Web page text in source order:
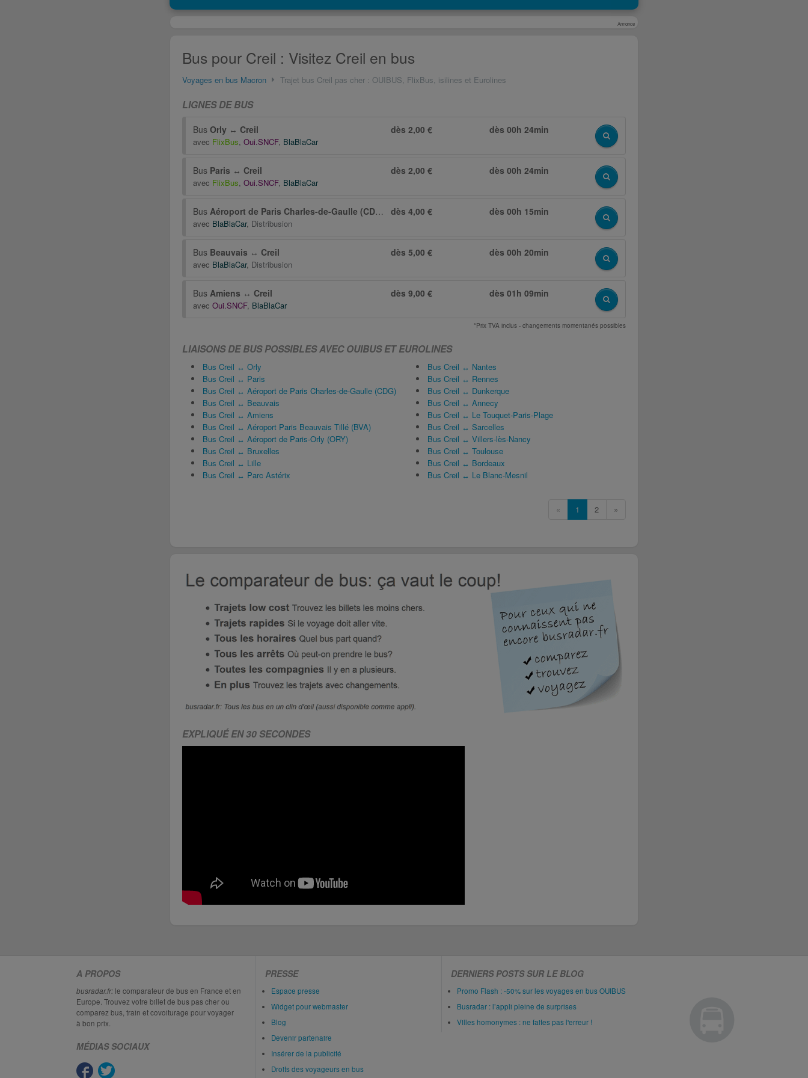
Annonce
Bus pour Creil : Visitez Creil en bus
Voyages en bus Macron Trajet bus Creil pas cher : OUIBUS, FlixBus, isilines et Eurolines
LIGNES DE BUS
Bus Orly ↔ Creil dès 2,00 € dès 00h 24min
avec FlixBus, Oui.SNCF, BlaBlaCar
Bus Paris ↔ Creil dès 2,00 € dès 00h 24min
avec FlixBus, Oui.SNCF, BlaBlaCar
Bus Aéroport de Paris Charles-de-Gaulle (CDG) ↔Creil
dès 4,00 € dès 00h 15min
avec BlaBlaCar, Distribusion
Bus Beauvais ↔ Creil dès 5,00 € dès 00h 20min
avec BlaBlaCar, Distribusion
Bus Amiens ↔ Creil dès 9,00 € dès 01h 09min
avec Oui.SNCF, BlaBlaCar
*Prix TVA inclus - changements momentanés possibles
LIAISONS DE BUS POSSIBLES AVEC OUIBUS ET EUROLINES
Bus Creil ↔ Orly
Bus Creil ↔ Paris
Bus Creil ↔ Aéroport de Paris Charles-de-Gaulle (CDG)
Bus Creil ↔ Beauvais
Bus Creil ↔ Amiens
Bus Creil ↔ Aéroport Paris Beauvais Tillé (BVA)
Bus Creil ↔ Aéroport de Paris-Orly (ORY)
Bus Creil ↔ Bruxelles
Bus Creil ↔ Lille
Bus Creil ↔ Parc Astérix
Bus Creil ↔ Nantes
Bus Creil ↔ Rennes
Bus Creil ↔ Dunkerque
Bus Creil ↔ Annecy
Bus Creil ↔ Le Touquet-Paris-Plage
Bus Creil ↔ Sarcelles
Bus Creil ↔ Villers-lès-Nancy
Bus Creil ↔ Toulouse
Bus Creil ↔ Bordeaux
Bus Creil ↔ Le Blanc-Mesnil
« 1 2 »
EXPLIQUÉ EN 30 SECONDES
A PROPOS
busradar.fr: le comparateur de bus en France et en
Europe. Trouvez votre billet de bus pas cher ou
comparez bus, train et covoiturage pour voyager
à bon prix.
MÉDIAS SOCIAUX
PRESSE
Espace presse
Widget pour webmaster
Blog
Devenir partenaire
Insérer de la publicité
Droits des voyageurs en bus
DERNIERS POSTS SUR LE BLOG
Promo Flash : -50% sur les voyages en bus OUIBUS
Busradar : l’appli pleine de surprises
Villes homonymes : ne faites pas l'erreur !